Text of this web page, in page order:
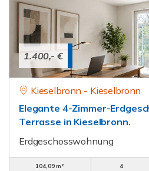
1.400,- €
Kieselbronn - Kieselbronn
Elegante 4-Zimmer-
Terrasse in Kieselbronn.
Erdgeschosswohnung
104,09 m²
4